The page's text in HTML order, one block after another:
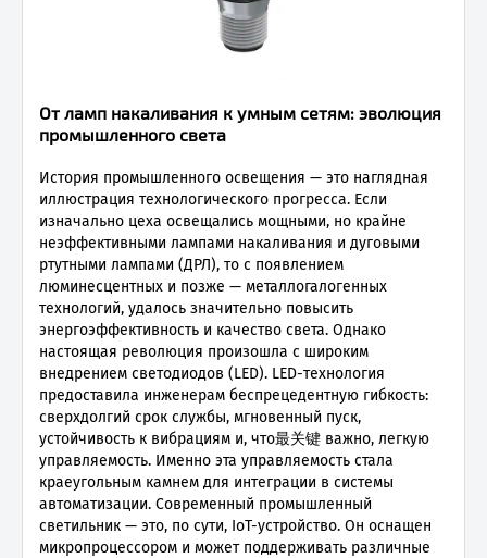
От ламп накаливания к умным сетям: эволюция
промышленного света
История промышленного освещения — это наглядная
иллюстрация технологического прогресса. Если
изначально цеха освещались мощными, но крайне
неэффективными лампами накаливания и дуговыми
ртутными лампами (ДРЛ), то с появлением
люминесцентных и позже — металлогалогенных
технологий, удалось значительно повысить
энергоэффективность и качество света. Однако
настоящая революция произошла с широким
внедрением светодиодов (LED). LED-технология
предоставила инженерам беспрецедентную гибкость:
сверхдолгий срок службы, мгновенный пуск,
устойчивость к вибрациям и, что最关键 важно, легкую
управляемость. Именно эта управляемость стала
краеугольным камнем для интеграции в системы
автоматизации. Современный промышленный
светильник — это, по сути, IoT-устройство. Он оснащен
микропроцессором и может поддерживать различные